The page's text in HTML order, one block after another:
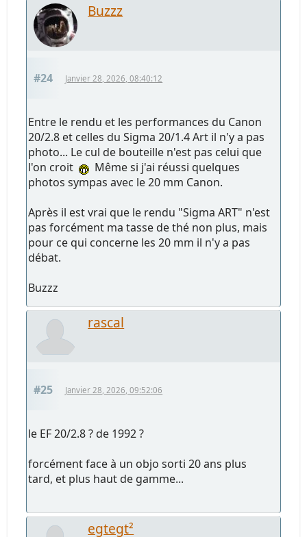
Buzzz
#24 Janvier 28, 2026, 08:40:12
Entre le rendu et les performances du Canon
20/2.8 et celles du Sigma 20/1.4 Art il n'y a pas
photo... Le cul de bouteille n'est pas celui que
l'on croit
Même si j'ai réussi quelques
photos sympas avec le 20 mm Canon.
Après il est vrai que le rendu "Sigma ART" n'est
pas forcément ma tasse de thé non plus, mais
pour ce qui concerne les 20 mm il n'y a pas
débat.
Buzzz
rascal
#25 Janvier 28, 2026, 09:52:06
le EF 20/2.8 ? de 1992 ?
forcément face à un objo sorti 20 ans plus
tard, et plus haut de gamme...
egtegt²